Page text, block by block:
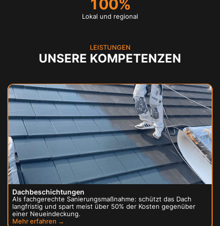
100%
Lokal und regional
LEISTUNGEN
UNSERE KOMPETENZEN
Dachbeschichtungen
Als fachgerechte Sanierungsmaßnahme: schützt das Dach
langfristig und spart meist über 50% der Kosten gegenüber
einer Neueindeckung.
Mehr erfahren →